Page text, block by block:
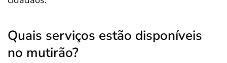
Quais serviços estão disponíveis
no mutirão?